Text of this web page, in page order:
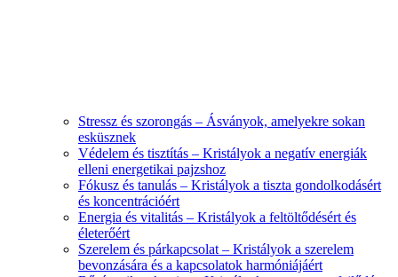
Stressz és szorongás – Ásványok, amelyekre sokan
esküsznek
Védelem és tisztítás – Kristályok a negatív energiák
elleni energetikai pajzshoz
Fókusz és tanulás – Kristályok a tiszta gondolkodásért
és koncentrációért
Energia és vitalitás – Kristályok a feltöltődésért és
életerőért
Szerelem és párkapcsolat – Kristályok a szerelem
bevonzására és a kapcsolatok harmóniájáért